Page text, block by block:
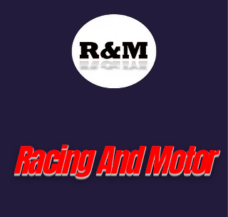
Racing And Motor